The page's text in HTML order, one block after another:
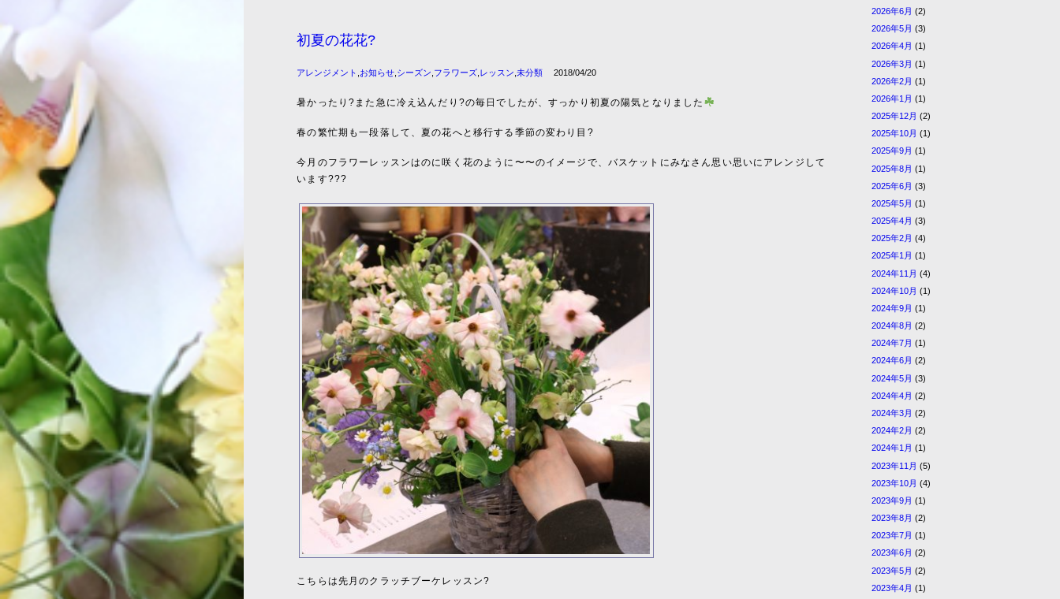
初夏の花花?
アレンジメント お知らせ シーズン フラワーズ レッスン ,未分類 2018/04/20
暑かったり?また急に冷え込んだり?の毎日でしたが、すっかり初夏の陽気となりました
春の繁忙期も一段落して、夏の花へと移行する季節の変わり目?
今月のフラワーレッスンはのに咲く花のように〜〜のイメージで、バスケットにみなさん思い思いにアレンジして
います???
こちらは先月のクラッチブーケレッスン?
2026年6月 (2)
2026年5月 (3)
2026年4月 (1)
2026年3月 (1)
2026年2月 (1)
2026年1月 (1)
2025年12月 (2)
2025年10月 (1)
2025年9月 (1)
2025年8月 (1)
2025年6月 (3)
2025年5月 (1)
2025年4月 (3)
2025年2月 (4)
2025年1月 (1)
2024年11月 (4)
2024年10月 (1)
2024年9月 (1)
2024年8月 (2)
2024年7月 (1)
2024年6月 (2)
2024年5月 (3)
2024年4月 (2)
2024年3月 (2)
2024年2月 (2)
2024年1月 (1)
2023年11月 (5)
2023年10月 (4)
2023年9月 (1)
2023年8月 (2)
2023年7月 (1)
2023年6月 (2)
2023年5月 (2)
2023年4月 (1)